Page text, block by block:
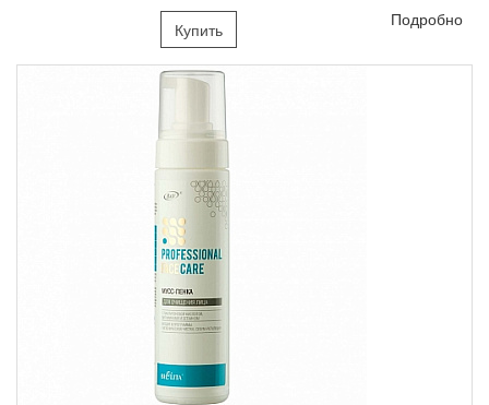
Купить Подробно